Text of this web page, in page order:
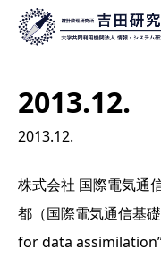
2013.12.
2013.12.
株式会社 国際電気通
都（国際電気通信基
for data